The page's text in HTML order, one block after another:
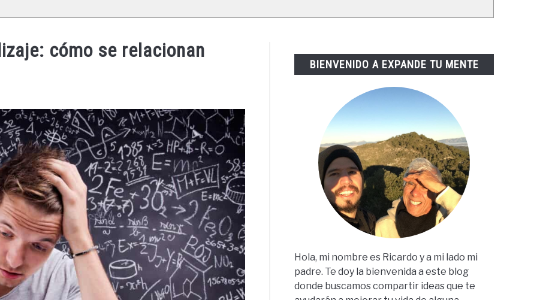
cómo se relacionan
BIENVENIDO A EXPANDE TU MENTE
Hola, mi nombre es Ricardo y a mi lado mi
padre. Te doy la bienvenida a este blog
donde buscamos compartir ideas que te